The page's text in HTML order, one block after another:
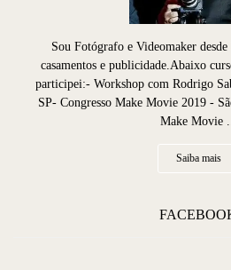
Sou Fotógrafo e Videomaker
casamentos e publicidade.Abaixo
participei:- Workshop com Rodrigo
SP- Congresso Make Movie 2019 -
Make Movie
Saiba mais